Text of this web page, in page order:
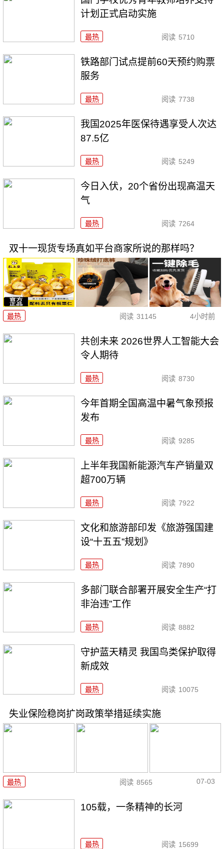
计划正式启动实施
最热 阅读 5710
铁路部门试点提前60天预约购票
服务
最热 阅读 7738
我国2025年医保待遇享受人次达
87.5亿
最热 阅读 5249
今日入伏，20个省份出现高温天
气
最热 阅读 7264
双十一现货专场真如平台商家所说的那样吗？
最热 阅读 31145 4小时前
共创未来 2026世界人工智能大会
令人期待
最热 阅读 8730
今年首期全国高温中暑气象预报
发布
最热 阅读 9285
上半年我国新能源汽车产销量双
超700万辆
最热 阅读 7922
文化和旅游部印发《旅游强国建
设“十五五”规划》
最热 阅读 7890
多部门联合部署开展安全生产“打
非治违”工作
最热 阅读 8882
守护蓝天精灵 我国鸟类保护取得
新成效
最热 阅读 10075
失业保险稳岗扩岗政策举措延续实施
最热 阅读 8565 07-03
105载，一条精神的长河
最热 阅读 15699